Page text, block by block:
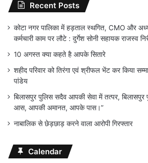
Recent Posts
कोटा नगर पालिका में हड़ताल स्थगित, CMO और
कर्मचारी काम पर लौटे : दुर्गेश सोनी सहायक राजस्व
10 अगस्त क्या कहते है आपके सितारे
शहीद परिवार को तिरंगा एवं श्रीफल भेंट कर किया
पांडेय
बिलासपुर पुलिस सदैव आपकी सेवा में तत्पर,
आस, आपकी अमानत, आपके पास।”
नाबालिक से छेड़छाड़ करने वाला आरोपी गिरफ्तार
Calendar